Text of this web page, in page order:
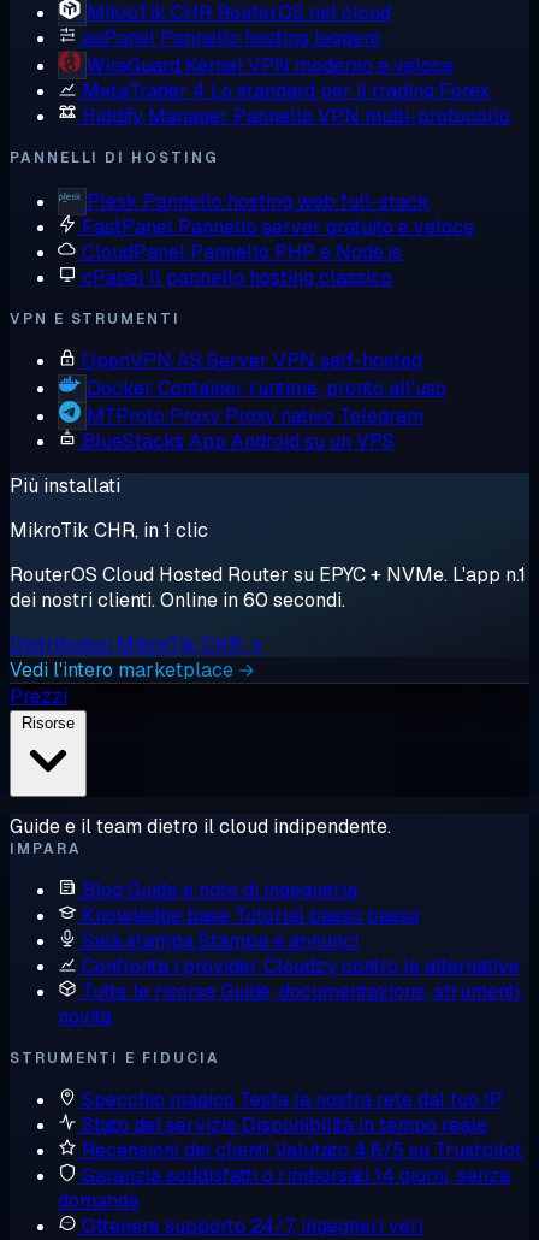
MikroTik CHR RouterOS nel cloud
aaPanel Pannello hosting leggero
WireGuard Kernel VPN moderno e veloce
MetaTrader 4 Lo standard per il trading Forex
Hiddify Manager Pannello VPN multi-protocollo
PANNELLI DI HOSTING
Plesk Pannello hosting web full-stack
FastPanel Pannello server gratuito e veloce
CloudPanel Pannello PHP e Node.js
cPanel Il pannello hosting classico
VPN E STRUMENTI
OpenVPN AS Server VPN self-hosted
Docker Container runtime, pronto all'uso
MTProto Proxy Proxy nativo Telegram
BlueStacks App Android su un VPS
Più installati
MikroTik CHR, in 1 clic
RouterOS Cloud Hosted Router su EPYC + NVMe. L'app n.1
dei nostri clienti. Online in 60 secondi.
Distribuisci MikroTik CHR →
Vedi l'intero marketplace →
Prezzi
Guide e il team dietro il cloud indipendente.
IMPARA
Blog Guide e note di ingegneria
Knowledge base Tutorial passo passo
Sala stampaStampa e annunci
Confronta i provider Cloudzy contro le alternative
Tutte le risorseGuide, documentazione, strumenti,
novità
STRUMENTI E FIDUCIA
Specchio magico Testa la nostra rete dal tuo IP
Stato del servizio Disponibilità in tempo reale
Recensioni dei clienti Valutato 4,6/5 su Trustpilot
Garanzia soddisfatti o rimborsati 14 giorni, senza
domande
Ottenere supporto 24/7, ingegneri veri